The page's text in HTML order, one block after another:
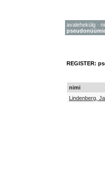
avalehekülg ·
REGISTER:
nimi
Lindenberg,